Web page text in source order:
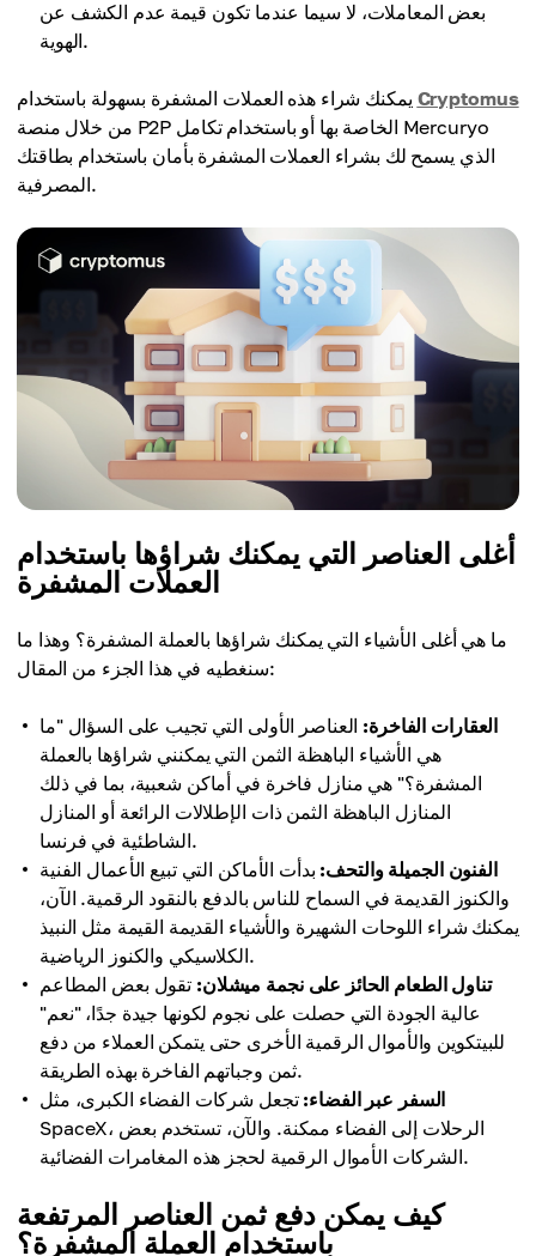
بعض المعاملات، لا سيما عندما تكون قيمة عدم الكشف عن
الهوية.
Cryptomus
من خلال منصة P2P الخاصة بها أو باستخدام تكامل Mercuryo
الذي يسمح لك بشراء العملات المشفرة بأمان باستخدام بطاقتك
المصرفية.
أغلى العناصر التي يمكنك شراؤها باستخدام
العملات المشفرة
ما هي أغلى الأشياء التي يمكنك شراؤها بالعملة المشفرة؟ وهذا ما
سنغطيه في هذا الجزء من المقال:
العقارات الفاخرة: العناصر الأولى التي تجيب على السؤال "ما
هي الأشياء الباهظة الثمن التي يمكنني شراؤها بالعملة
المشفرة؟" هي منازل فاخرة في أماكن شعبية، بما في ذلك
المنازل الباهظة الثمن ذات الإطلالات الرائعة أو المنازل
الشاطئية في فرنسا.
الفنون الجميلة والتحف: بدأت الأماكن التي تبيع الأعمال الفنية
والكنوز القديمة في السماح للناس بالدفع بالنقود الرقمية. الآن،
يمكنك شراء اللوحات الشهيرة والأشياء القديمة القيمة مثل النبيذ
الكلاسيكي والكنوز الرياضية.
تناول الطعام الحائز على نجمة ميشلان: تقول بعض المطاعم
عالية الجودة التي حصلت على نجوم لكونها جيدة جدًا، "نعم"
للبيتكوين والأموال الرقمية الأخرى حتى يتمكن العملاء من دفع
ثمن وجباتهم الفاخرة بهذه الطريقة.
السفر عبر الفضاء: تجعل شركات الفضاء الكبرى، مثل
SpaceX، الرحلات إلى الفضاء ممكنة. والآن، تستخدم بعض
الشركات الأموال الرقمية لحجز هذه المغامرات الفضائية.
كيف يمكن دفع ثمن العناصر المرتفعة
باستخدام العملة المشفرة؟